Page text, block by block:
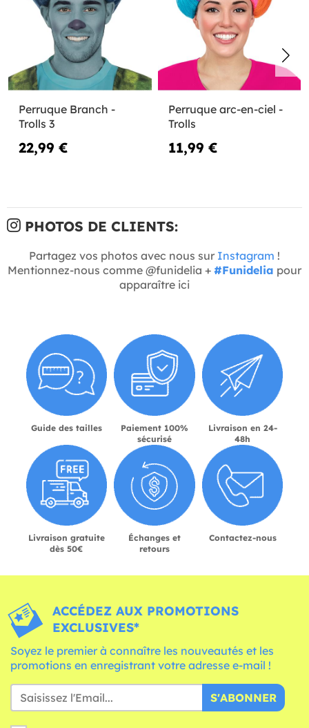
Perruque Branch -
Trolls 3
22,99 €
Perruque arc-en-ciel -
Trolls
11,99 €
PHOTOS DE CLIENTS:
Partagez vos photos avec nous sur Instagram !
Mentionnez-nous comme @funidelia + #Funidelia pour
apparaître ici
Guide des tailles
Paiement 100%
sécurisé
Livraison en 24-
48h
Livraison gratuite
dès 50€
Échanges et
retours
Contactez-nous
ACCÉDEZ AUX PROMOTIONS
EXCLUSIVES*
Soyez le premier à connaître les nouveautés et les
promotions en enregistrant votre adresse e-mail !
S'ABONNER